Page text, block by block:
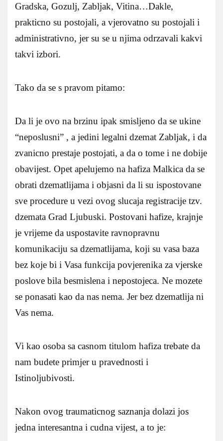
Gradska, Gozulj, Zabljak, Vitina…Dakle,
prakticno su postojali, a vjerovatno su postojali i
administrativno, jer su se u njima odrzavali kakvi
takvi izbori.
Tako da se s pravom pitamo:
Da li je ovo na brzinu ipak smisljeno da se ukine
“neposlusni” , a jedini legalni dzemat Zabljak, i da
zvanicno prestaje postojati, a da o tome i ne dobije
obavijest. Opet apelujemo na hafiza Malkica da se
obrati dzematlijama i objasni da li su ispostovane
sve procedure u vezi ovog slucaja registracije tzv.
dzemata Grad Ljubuski. Postovani hafize, krajnje
je vrijeme da uspostavite ravnopravnu
komunikaciju sa dzematlijama, koji su vasa baza
bez koje bi i Vasa funkcija povjerenika za vjerske
poslove bila besmislena i nepostojeca. Ne mozete
se ponasati kao da nas nema. Jer bez dzematlija ni
Vas nema.
Vi kao osoba sa casnom titulom hafiza trebate da
nam budete primjer u pravednosti i
Istinoljubivosti.
Nakon ovog traumaticnog saznanja dolazi jos
jedna interesantna i cudna vijest, a to je: